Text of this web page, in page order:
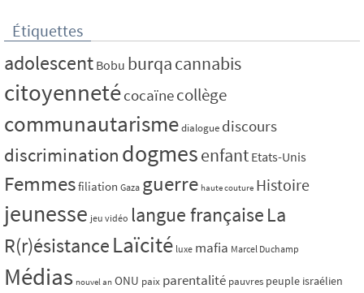
Étiquettes
adolescent Bobu burqacannabis
citoyennetécocaïnecollège
communautarismedialogue discours
discrimination dogmesenfant Etats-Unis
Femmesfiliation Gaza guerre haute couture Histoire
jeunesse jeu vidéo langue française La
R(r)ésistanceLaïcité luxe mafia Marcel Duchamp
Médias nouvel an ONU paix parentalité pauvres peuple israélien